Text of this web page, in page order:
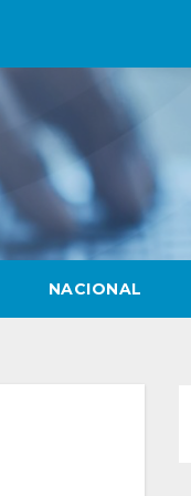
NACIONAL